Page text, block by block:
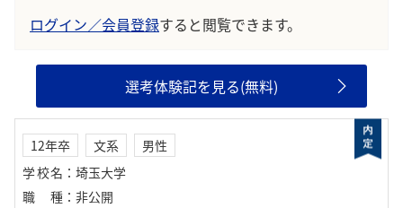
ログイン／会員登録すると閲覧できます。
選考体験記を見る(無料)
12年卒 文系
男性
学校名 ： 埼玉大学
職種 ： 非公開